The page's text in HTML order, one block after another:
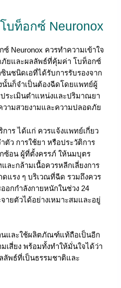
บท็อกซ์ Neuronox
ควรทำความเข้าใจ
ยและผลลัพธ์ที่คุ้มค่า โบท็อกซ์
นชนิดเอที่ได้รับการรับรองจาก
นั้นก็จำเป็นต้องฉีดโดยแพทย์ผู้
ประเมินตำแหน่งและปริมาณยา
ามสวยงามและความปลอดภัย
ร ได้แก่ ควรแจ้งแพทย์เกี่ยว
ตัว การใช้ยา หรือประวัติการ
ซ้อน ผู้ที่ตั้งครรภ์ ให้นมบุตร
ละกล้ามเนื้อควรหลีกเลี่ยงการ
แรง ๆ บริเวณที่ฉีด รวมถึงควร
อกกำลังกายหนักในช่วง 24
ายตัวได้อย่างเหมาะสมและอยู่
นและใช้ผลิตภัณฑ์แท้ถือเป็นอีก
สี่ยง พร้อมทั้งทำให้มั่นใจได้ว่า
ลัพธ์ที่เป็นธรรมชาติและ